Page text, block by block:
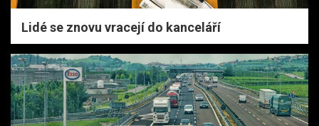
Lidé se znovu vracejí do kanceláří